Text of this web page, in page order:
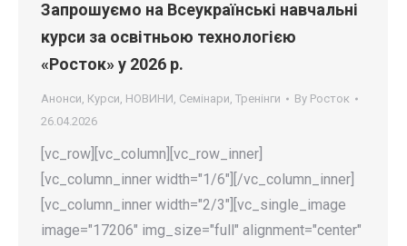
Запрошуємо на Всеукраїнські навчальні
курси за освітньою технологією
«Росток» у 2026 р.
Анонси, Курси, НОВИНИ, Семінари, Тренінги By Росток
26.04.2026
[vc_row][vc_column][vc_row_inner]
[vc_column_inner width="1/6"][/vc_column_inner]
[vc_column_inner width="2/3"][vc_single_image
image="17206" img_size="full" alignment="center"